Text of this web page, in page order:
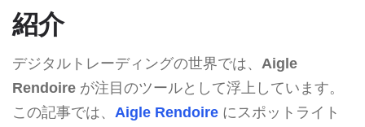
紹介
デジタルトレーディングの世界では、 Aigle
Rendoire が注目のツールとして浮上しています。
この記事では、 Aigle Rendoire にスポットライト